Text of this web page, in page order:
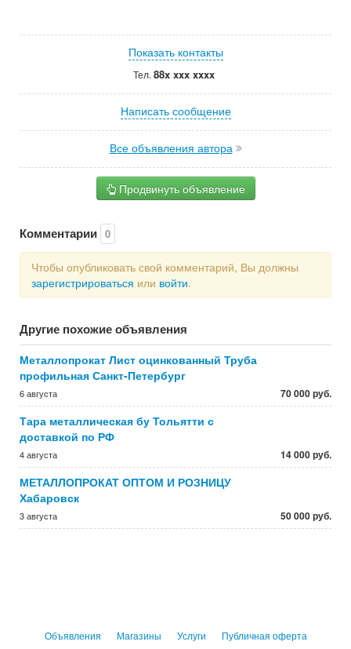
Показать контакты
Тел. 88x xxx xxxx
Написать сообщение
Все объявления автора
Продвинуть объявление
Комментарии 0
Чтобы опубликовать свой комментарий, Вы должны
зарегистрироваться или войти.
Другие похожие объявления
Металлопрокат Лист оцинкованный Труба
профильная Санкт-Петербург
6 августа 70 000 руб.
Тара металлическая бу Тольятти с
доставкой по РФ
4 августа 14 000 руб.
МЕТАЛЛОПРОКАТ ОПТОМ И РОЗНИЦУ
Хабаровск
3 августа 50 000 руб.
Объявления Магазины Услуги Публичная оферта